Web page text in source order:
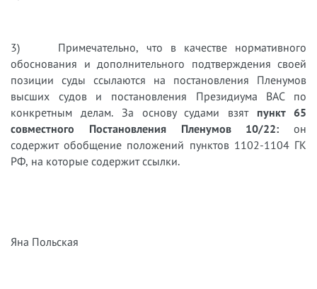
3) Примечательно, что в качестве нормативного
обоснования и дополнительного подтверждения своей
позиции суды ссылаются на постановления Пленумов
высших судов и постановления Президиума ВАС по
конкретным делам. За основу судами взят пункт 65
совместного Постановления Пленумов 10/22: он
содержит обобщение положений пунктов 1102-1104 ГК
РФ, на которые содержит ссылки.
Яна Польская